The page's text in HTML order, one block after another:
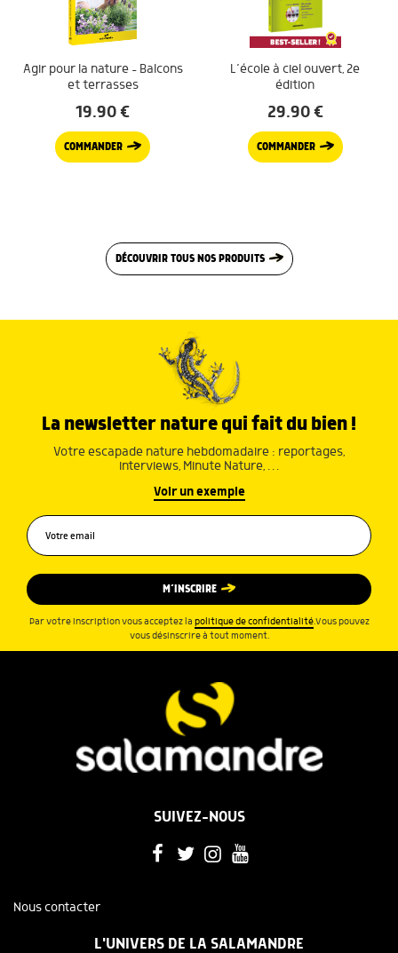
Agir pour la nature – Balcons
et terrasses
19.90€
COMMANDER
L’école à ciel ouvert, 2e
édition
29.90€
COMMANDER
DÉCOUVRIR TOUS NOS PRODUITS
La newsletter nature qui fait du bien !
Votre escapade nature hebdomadaire : reportages,
interviews, Minute Nature, …
Voir un exemple
M’INSCRIRE
Par votre inscription vous acceptez la politique de confidentialité.Vous pouvez
vous désinscrire à tout moment.
SUIVEZ-NOUS
Nous contacter
L'UNIVERS DE LA SALAMANDRE